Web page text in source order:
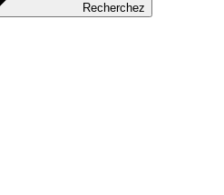
Recherchez